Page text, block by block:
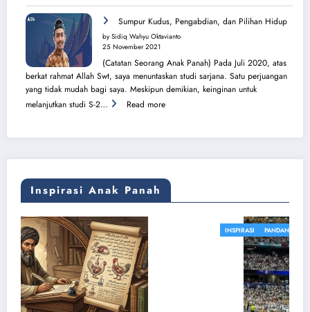
Surya
Bersinar
Tanah
Sijunjung
Sumpur Kudus, Pengabdian, dan Pilihan Hidup
by Sidiq Wahyu Oktavianto
25 November 2021
(Catatan Seorang Anak Panah) Pada Juli 2020, atas
berkat rahmat Allah Swt, saya menuntaskan studi sarjana. Satu perjuangan
yang tidak mudah bagi saya. Meskipun demikian, keinginan untuk
melanjutkan studi S-2…
Read more:
Pengabdian,
Hidup
Inspirasi Anak Panah
INSPIRASI PANDANGAN